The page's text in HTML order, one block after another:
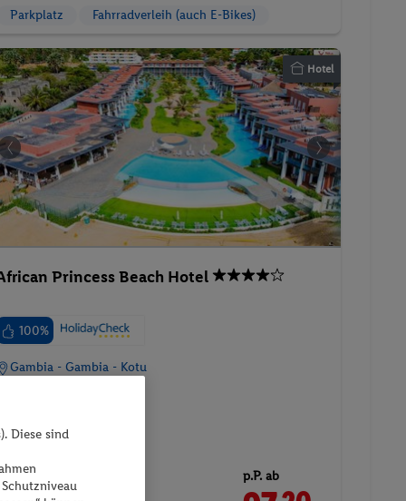
Parkplatz Fahrradverleih (auch E-Bikes)
Hotel
Princess Beach Hotel
100%
Gambia - Gambia - Kotu
p.P. ab
Diese sind